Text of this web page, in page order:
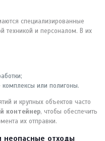
специализированные
техникой и персоналом. В их
или полигоны.
и крупных объектов часто
контейнер, чтобы обеспечить
их отправки.
неопасные отходы